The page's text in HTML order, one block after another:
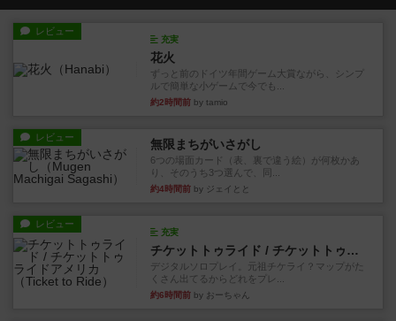
レビュー
充実
花火
ずっと前のドイツ年間ゲーム大賞ながら、シンプ
ルで簡単な小ゲームで今でも...
約2時間前 by tamio
レビュー 無限まちがいさがし
6つの場面カード（表、裏で違う絵）が何枚かあ
り、そのうち3つ選んで、同...
約4時間前 by ジェイとと
レビュー
充実
チケットトゥライド / チケットトゥライドアメリカ
デジタルソロプレイ。元祖チケライ？マップがた
くさん出てるからどれをプレ...
約6時間前 by おーちゃん